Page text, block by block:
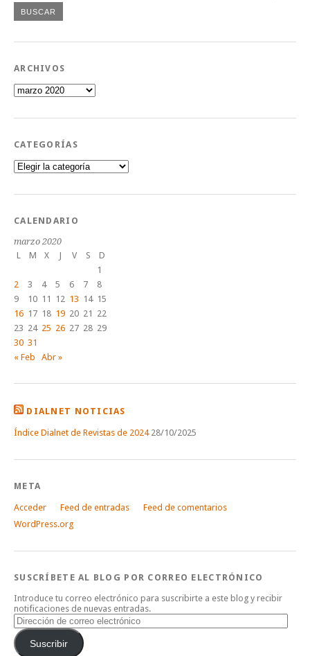
ARCHIVOS
Archivos
CATEGORÍAS
Categorías
CALENDARIO
marzo 2020
L
M X J V S
D
1
2
3 4 5 6 7
8
9
10 11 12 13 14 15
16 17 18 19 20 21 22
23 24 25 26 27 28 29
30 31
« Feb
Abr »
DIALNET NOTICIAS
Índice Dialnet de Revistas de 2024 28/10/2025
META
Acceder Feed de entradas
Feed de comentarios
WordPress.org
SUSCRÍBETE AL BLOG POR CORREO ELECTRÓNICO
Introduce tu correo electrónico para suscribirte a este blog y recibir
notificaciones de nuevas entradas.
Dirección
de
correo
electrónico
Suscribir